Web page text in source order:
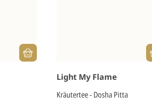
Light My Flame
Kräutertee - Dosha Pitta